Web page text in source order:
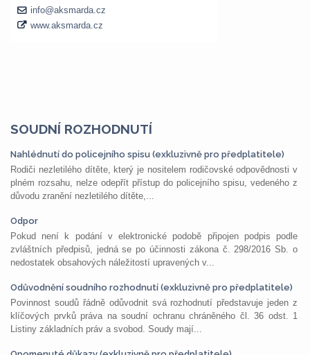
SOUDNÍ ROZHODNUTÍ
Nahlédnutí do policejního spisu (exkluzivně pro předplatitele)
Rodiči nezletilého dítěte, který je nositelem rodičovské odpovědnosti v
plném rozsahu, nelze odepřít přístup do policejního spisu, vedeného z
důvodu zranění nezletilého dítěte,...
Odpor
Pokud není k podání v elektronické podobě připojen podpis podle
zvláštních předpisů, jedná se po účinnosti zákona č. 298/2016 Sb. o
nedostatek obsahových náležitostí upravených v...
Odůvodnění soudního rozhodnutí (exkluzivně pro předplatitele)
Povinnost soudů řádně odůvodnit svá rozhodnutí představuje jeden z
klíčových prvků práva na soudní ochranu chráněného čl. 36 odst. 1
Listiny základních práv a svobod. Soudy mají...